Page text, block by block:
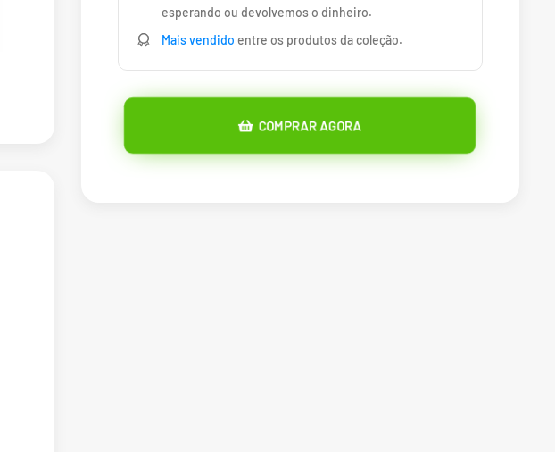
esperando ou devolvemos o dinheiro.
Mais vendido entre os produtos da coleção.
COMPRAR AGORA